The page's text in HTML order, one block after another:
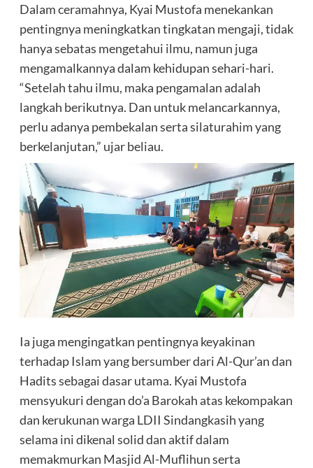
Dalam ceramahnya, Kyai Mustofa menekankan
pentingnya meningkatkan tingkatan mengaji, tidak
hanya sebatas mengetahui ilmu, namun juga
mengamalkannya dalam kehidupan sehari-hari.
“Setelah tahu ilmu, maka pengamalan adalah
langkah berikutnya. Dan untuk melancarkannya,
perlu adanya pembekalan serta silaturahim yang
berkelanjutan,” ujar beliau.
Ia juga mengingatkan pentingnya keyakinan
terhadap Islam yang bersumber dari Al-Qur’an dan
Hadits sebagai dasar utama. Kyai Mustofa
mensyukuri dengan do’a Barokah atas kekompakan
dan kerukunan warga LDII Sindangkasih yang
selama ini dikenal solid dan aktif dalam
memakmurkan Masjid Al-Muflihun serta